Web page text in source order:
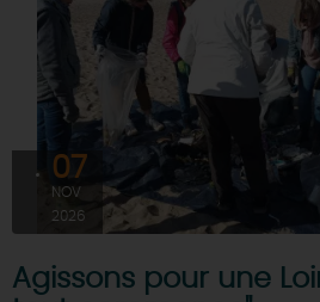
07
NOV
2026
Agissons pour une